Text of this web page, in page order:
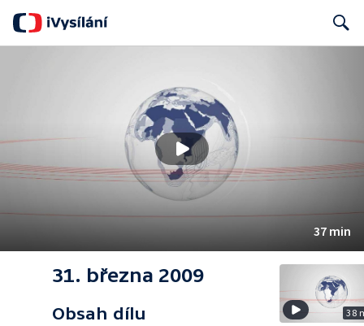
37 min
31. března 2009
Obsah dílu
38